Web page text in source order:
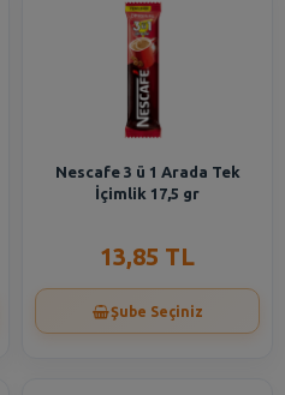
Nescafe 3 ü 1 Arada Tek
İçimlik 17,5 gr
13,85 TL
Şube Seçiniz